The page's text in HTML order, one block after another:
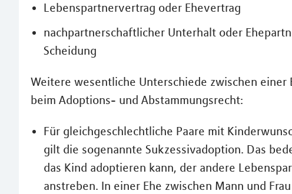
Lebenspartnervertrag oder Ehevertrag
nachpartnerschaftlicher Unterhalt oder
Scheidung
Weitere wesentliche Unterschiede zwischen
beim Adoptions- und Abstammungsrecht:
Für gleichgeschlechtliche Paare mit
gilt die sogenannte Sukzessivadoption. Das
das Kind adoptieren kann, der andere
anstreben. In einer Ehe zwischen Mann und